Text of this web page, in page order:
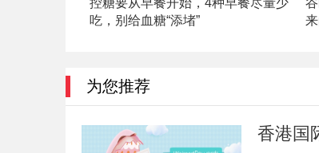
吃，别给血糖“添堵”
为您推荐